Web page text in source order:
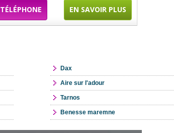
TÉLÉPHONE EN SAVOIR PLUS
Dax
Aire sur l'adour
Tarnos
Benesse maremne